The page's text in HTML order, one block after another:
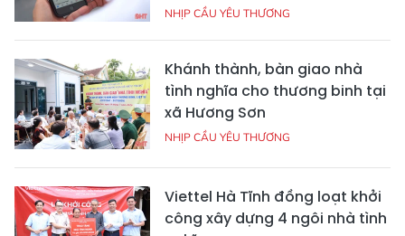
NHỊP CẦU YÊU THƯƠNG
Khánh thành, bàn giao nhà
tình nghĩa cho thương binh tại
xã Hương Sơn
NHỊP CẦU YÊU THƯƠNG
Viettel Hà Tĩnh đồng loạt khởi
công xây dựng 4 ngôi nhà tình